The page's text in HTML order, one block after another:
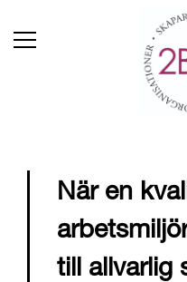
När en
till allvarlig